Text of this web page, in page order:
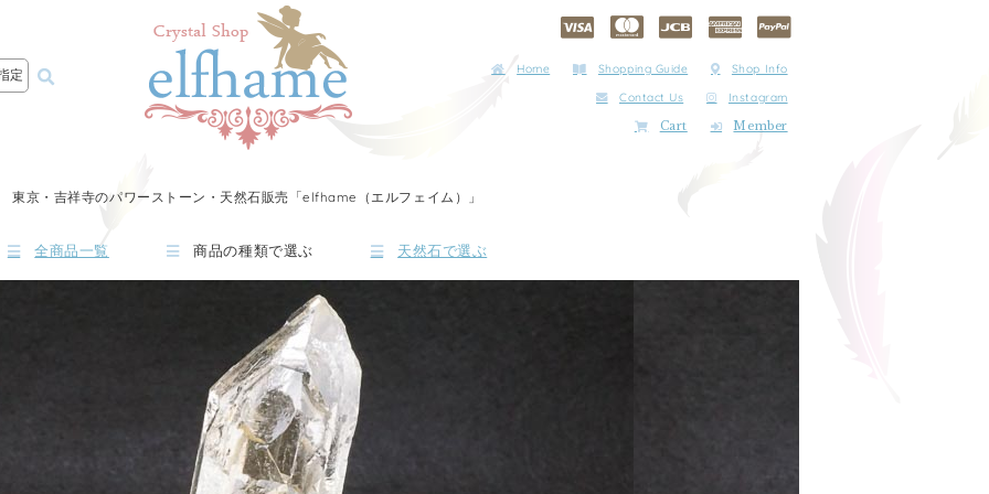
定 Home Shopping Guide
Shop Info
Contact Us
Instagram
Cart
Member
東京・吉祥寺のパワーストーン・天然石販売「elfhame（エルフェイム）」
全商品一覧 商品の種類で選ぶ 天然石で選ぶ